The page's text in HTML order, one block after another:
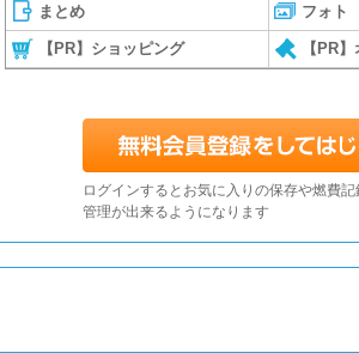
まとめ フォト
【PR】ショッピング 【PR
ログインするとお気に入りの保存や燃費
管理が出来るようになります